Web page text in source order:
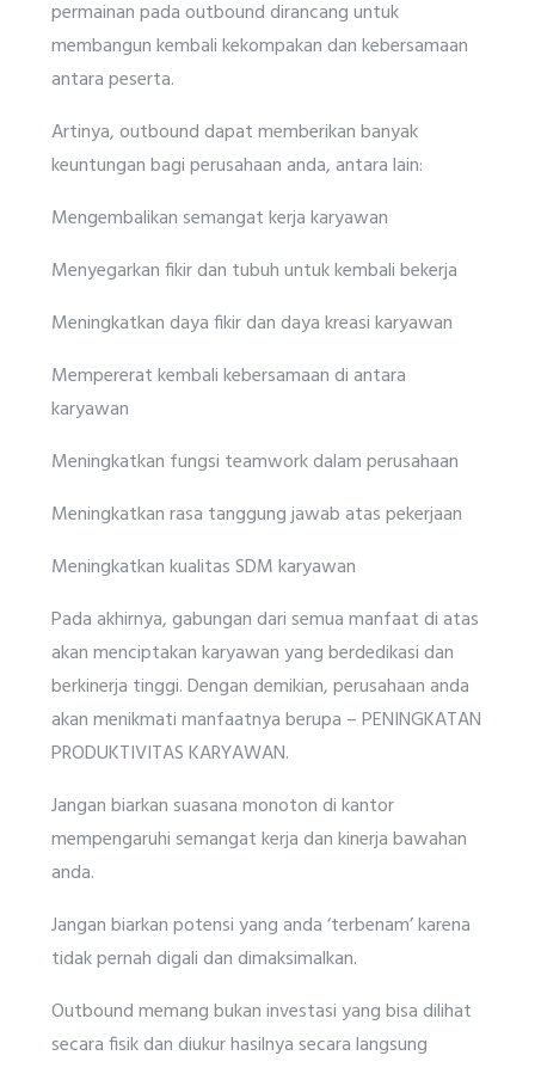
permainan pada outbound dirancang untuk
membangun kembali kekompakan dan kebersamaan
antara peserta.
Artinya, outbound dapat memberikan banyak
keuntungan bagi perusahaan anda, antara lain:
Mengembalikan semangat kerja karyawan
Menyegarkan fikir dan tubuh untuk kembali bekerja
Meningkatkan daya fikir dan daya kreasi karyawan
Mempererat kembali kebersamaan di antara
karyawan
Meningkatkan fungsi teamwork dalam perusahaan
Meningkatkan rasa tanggung jawab atas pekerjaan
Meningkatkan kualitas SDM karyawan
Pada akhirnya, gabungan dari semua manfaat di atas
akan menciptakan karyawan yang berdedikasi dan
berkinerja tinggi. Dengan demikian, perusahaan anda
akan menikmati manfaatnya berupa – PENINGKATAN
PRODUKTIVITAS KARYAWAN.
Jangan biarkan suasana monoton di kantor
mempengaruhi semangat kerja dan kinerja bawahan
anda.
Jangan biarkan potensi yang anda ‘terbenam’ karena
tidak pernah digali dan dimaksimalkan.
Outbound memang bukan investasi yang bisa dilihat
secara fisik dan diukur hasilnya secara langsung